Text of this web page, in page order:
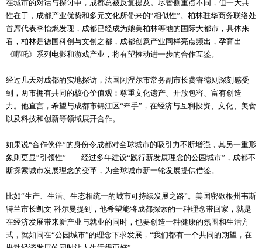
在城市的对话与探讨中，成都总被反复提及。尽管侧重点不同，但一大共
性在于，成都产业优势和多元文化所带来的“相似性”。柏林驻华商务联络处
首席代表李怡燃发现，成都已经成为媲美柏林等地的国际大都市，具体来
看，柏林是德国科创与文创之都，成都创意产业同样亮点频出，孕育出
《哪吒》系列电影和游戏产业，将有望推动进一步的合作互鉴。
经过几天对成都的实地探访，法国阿涅尔市常务副市长费睿德则深刻感受
到，两市拥有共同的核心价值观：尊重文化遗产、开放包容、富有创造
力。他直言，希望与成都市锦江区“牵手”，在经济与互利投资、文化、美食
以及科技和创新等领域展开合作。
如果说“合作伙伴”的身份令成都对全球城市的吸引力不断增强，其另一重形
象则更显“引领性”——经过多年建设“践行新发展理念的公园城市”，成都不
断探索城市发展理念的变革，为全球城市新一轮发展提供借鉴。
比如“生产、生活、生态相统一的城市可持续发展之路”。美国密歇根州韦斯
特兰市长凯文·科尔曼提到，他希望能将成都探索的一种理念带回家，就是
在经济发展带来新产业与就业的同时，也要创造一种健康的氛围和生活方
式，就如同在“公园城市”的理念下求发展，“我们都有一个共同的期望，在